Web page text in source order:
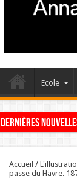
Ecole
Dernières
Accueil /
passe du Havre.